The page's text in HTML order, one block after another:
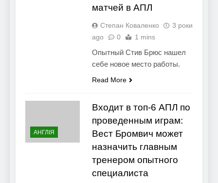
матчей в АПЛ
Степан Коваленко
3 роки
ago
0 1 mins
Опытный Стив Брюс нашел
себе новое место работы.
Read More
АНГЛІЯ
Входит в топ-6 АПЛ по
проведенным играм:
Вест Бромвич может
назначить главным
тренером опытного
специалиста